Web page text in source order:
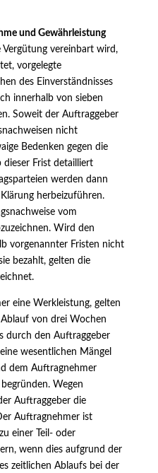
und Gewährleistung
Vergütung vereinbart wird,
vorgelegte
des Einverständnisses
innerhalb von sieben
Soweit der Auftraggeber
nicht
Bedenken gegen die
dieser Frist detailliert
werden dann
herbeizuführen.
vom
Wird den
vorgenannter Fristen nicht
bezahlt, gelten die
eine Werkleistung, gelten
von drei Wochen
durch den Auftraggeber
wesentlichen Mängel
dem Auftragnehmer
Wegen
Auftraggeber die
Auftragnehmer ist
einer Teil- oder
wenn dies aufgrund der
zeitlichen Ablaufs bei der